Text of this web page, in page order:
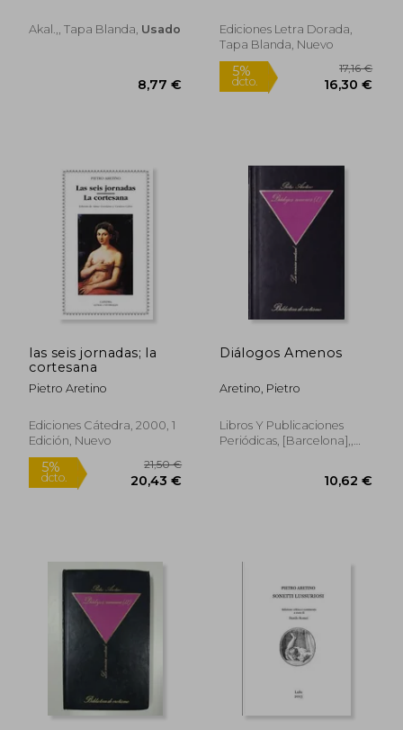
Akal.,, Tapa Blanda, Usado
Ediciones Letra Dorada,
Tapa Blanda, Nuevo
5%
las seis jornadas; la
cortesana
Pietro Aretino
Ediciones Cátedra, 2000, 1
Edición, Nuevo
Diálogos Amenos
Aretino, Pietro
Libros Y Publicaciones
Periódicas, [Barcelona],,